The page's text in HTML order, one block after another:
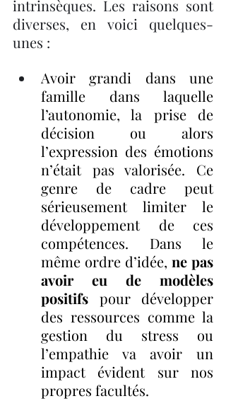
intrinsèques. Les raisons sont
diverses, en voici quelques-
unes :
Avoir grandi dans une
famille dans laquelle
l’autonomie, la prise de
décision ou alors
l’expression des émotions
n’était pas valorisée. Ce
genre de cadre peut
sérieusement limiter le
développement de ces
compétences. Dans le
même ordre d’idée, ne pas
avoir eu de modèles
positifs pour développer
des ressources comme la
gestion du stress ou
l’empathie va avoir un
impact évident sur nos
propres facultés.